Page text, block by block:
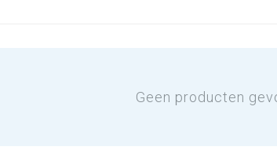
Geen producten